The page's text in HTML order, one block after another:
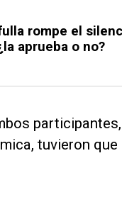
rompe el
aprueba o no?
tuvieron